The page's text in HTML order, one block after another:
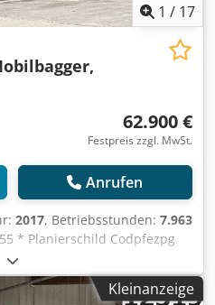
1 / 17
62.900 €
Festpreis zzgl. MwSt.
Anrufen
2017, Betriebsstunden: 7.963
* Planierschild Codpfezpg
* Gewicht: 19.630 kg *
Fahrzeugnummer: 12321
Kleinanzeige